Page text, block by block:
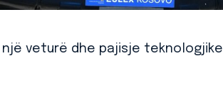
veturë dhe pajisje teknologjike